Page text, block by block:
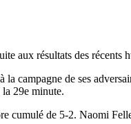
aux résultats des récents
campagne de ses
29e minute.
cumulé de 5-2. Naomi